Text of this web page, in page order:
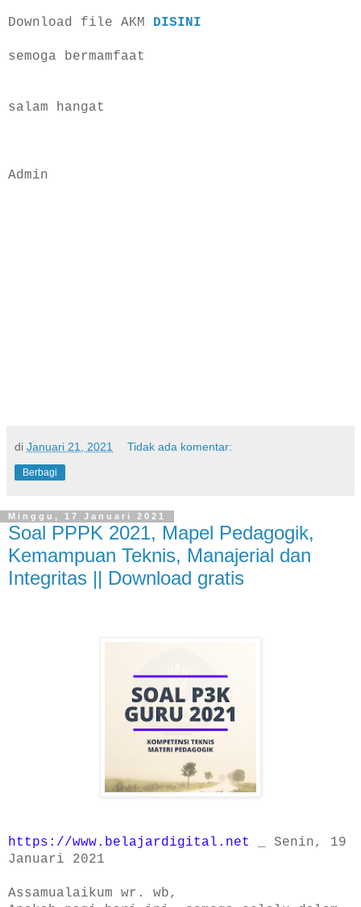
Download file AKM DISINI
semoga bermamfaat
salam hangat
Admin
di Januari 21, 2021 Tidak ada komentar:
Berbagi
Minggu, 17 Januari 2021
Soal PPPK 2021, Mapel Pedagogik,
Kemampuan Teknis, Manajerial dan
Integritas || Download gratis
https://www.belajardigital.net
_ Senin, 19
Januari 2021
Assamualaikum wr. wb,